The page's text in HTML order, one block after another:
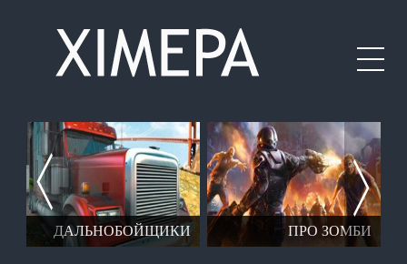
ДАЛЬНОБОЙЩИКИ ПРО ЗОМБИ